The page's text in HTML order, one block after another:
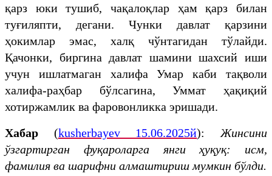
қарз юки тушиб, чақалоқлар ҳам қарз билан
туғиляпти, дегани. Чунки давлат қарзини
ҳокимлар эмас, халқ чўнтагидан тўлайди.
Қачонки, биргина давлат шамини шахсий иши
учун ишлатмаган халифа Умар каби тақволи
халифа-раҳбар бўлсагина, Уммат ҳақиқий
хотиржамлик ва фаровонликка эришади.
Хабар (kusherbayev 15.06.2025й): Жинсини
ўзгартирган фуқароларга янги ҳуқуқ: исм,
фамилия ва шарифни алмаштириш мумкин бўлди.